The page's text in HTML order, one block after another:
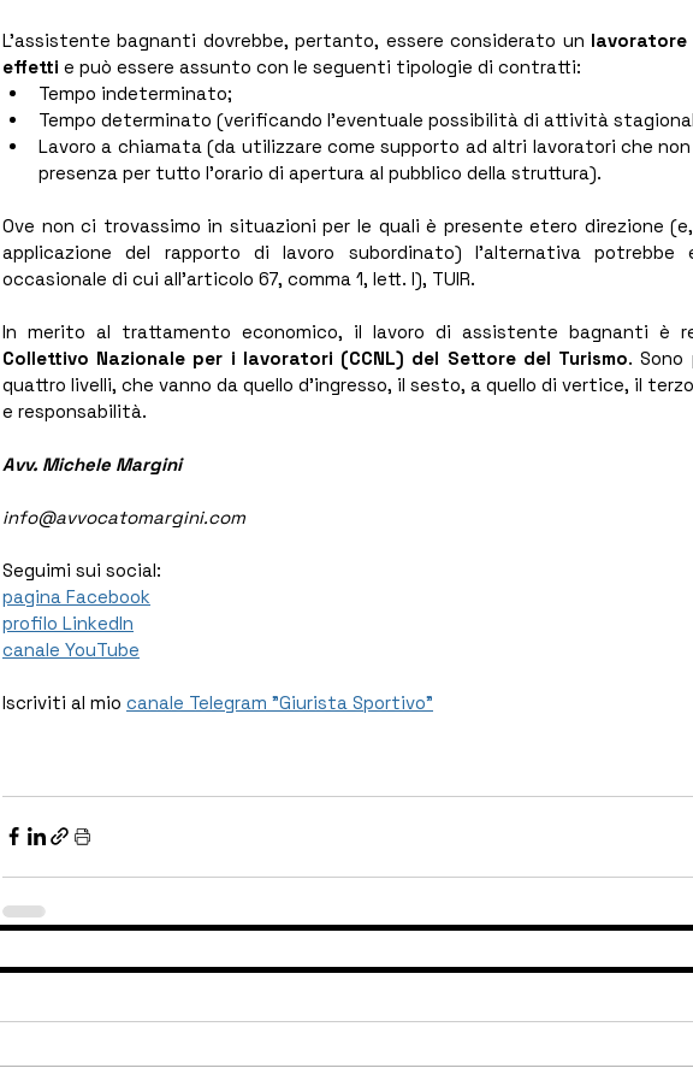
L’assistente bagnanti dovrebbe, pertanto, essere considerato un
effetti e può essere assunto con le seguenti tipologie di contratti:
Tempo indeterminato;
Tempo determinato (verificando l’eventuale possibilità di attività
Lavoro a chiamata (da utilizzare come supporto ad altri lavoratori che
presenza per tutto l'orario di apertura al pubblico della struttura).
Ove non ci trovassimo in situazioni per le quali è presente etero direzione
applicazione del rapporto di lavoro subordinato) l’alternativa potrebbe
occasionale di cui all’articolo 67, comma 1, lett. l), TUIR.
In merito al trattamento economico, il lavoro di assistente bagnanti è
Collettivo Nazionale per i lavoratori (CCNL) del Settore del Turismo. Sono
quattro livelli, che vanno da quello d’ingresso, il sesto, a quello di vertice, il
e responsabilità.
Avv. Michele Margini
info@avvocatomargini.com
Seguimi sui social:
pagina Facebook
profilo LinkedIn
canale YouTube
Iscriviti al mio canale Telegram "Giurista Sportivo"